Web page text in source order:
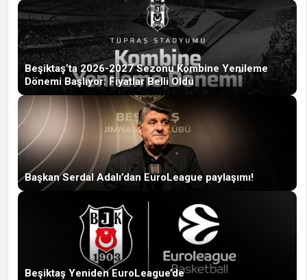
Beşiktaş’ta 2026-2027 Sezonu Kombine Yenileme
Dönemi Başlıyor: Fiyatlar Belli Oldu
Başkan Serdal Adalı’dan EuroLeague paylaşımı!
Beşiktaş Yeniden EuroLeague’de